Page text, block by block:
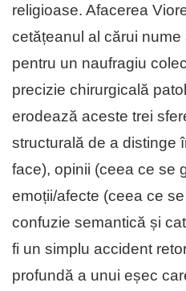
religioase. Afacerea
cetățeanul al cărui
pentru un naufragiu
precizie chirurgicală
erodează aceste trei
structurală de a distinge
face), opinii (ceea ce se
emoții/afecte (ceea ce
confuzie semantică și
fi un simplu accident
profundă a unui eșec